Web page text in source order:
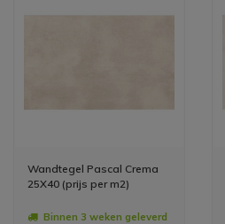
Wandtegel Pascal Crema
25X40 (prijs per m2)
Binnen 3 weken geleverd